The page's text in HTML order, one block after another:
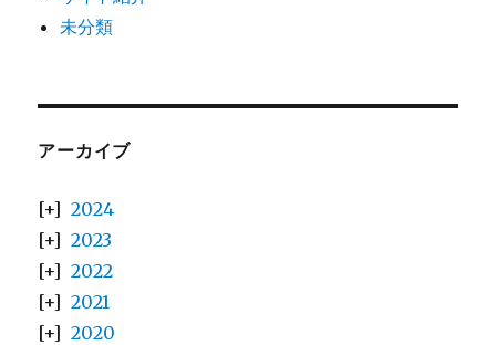
未分類
アーカイブ
2024
2023
2022
2021
2020